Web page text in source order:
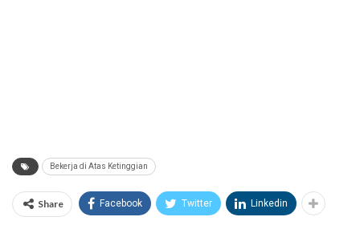
Bekerja di Atas Ketinggian
Share Facebook Twitter Linkedin